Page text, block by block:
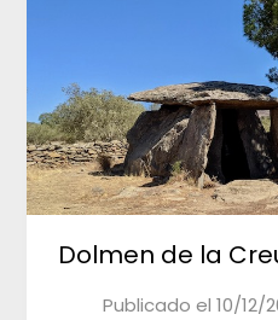
Dolmen de la
Publicado el 10/12/